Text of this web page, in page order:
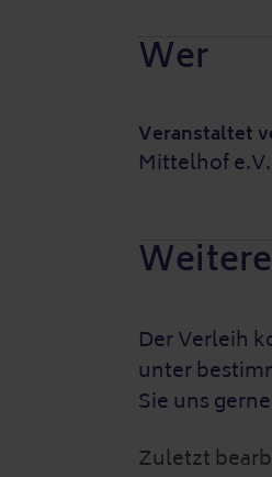
Wer
Veranstaltet
Mittelhof e.V.
Der Verleih
unter
Sie uns
Zuletzt